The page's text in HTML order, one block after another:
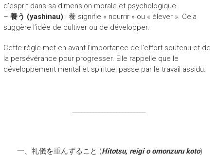
d’esprit dans sa dimension morale et psychologique.
– 養う (yashinau) : 養 signifie « nourrir » ou « élever ». Cela
suggère l’idée de cultiver ou de développer.
Cette règle met en avant l’importance de l’effort soutenu et de
la persévérance pour progresser. Elle rappelle que le
développement mental et spirituel passe par le travail assidu.
一、礼儀を重んずること (Hitotsu, reigi o omonzuru koto)